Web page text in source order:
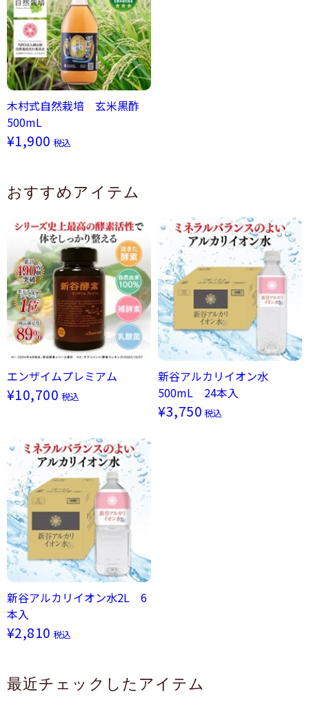
木村式自然栽培 玄米黒酢
500mL
¥1,900 税込
おすすめアイテム
エンザイムプレミアム
¥10,700 税込
新谷アルカリイオン水
500mL 24本入
¥3,750 税込
新谷アルカリイオン水2L 6
本入
¥2,810 税込
最近チェックしたアイテム